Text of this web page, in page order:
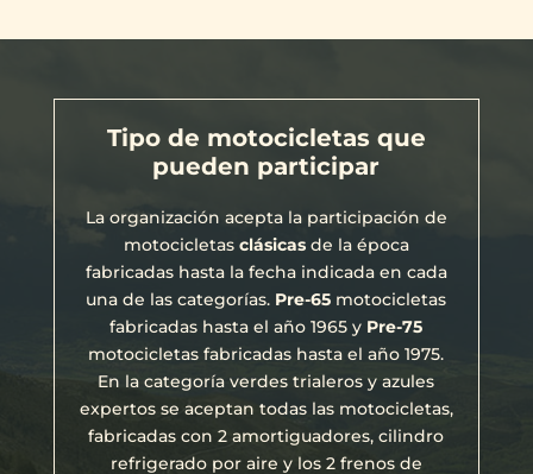
Tipo de motocicletas que
pueden participar
La organización acepta la participación de
motocicletas clásicasde la época
fabricadas hasta la fecha indicada en cada
una de las categorías. Pre-65 motocicletas
fabricadas hasta el año 1965 y Pre-75
motocicletas fabricadas hasta el año 1975.
En la categoría verdes trialeros y azules
expertos se aceptan todas las motocicletas,
fabricadas con 2 amortiguadores, cilindro
refrigerado por aire y los 2 frenos de